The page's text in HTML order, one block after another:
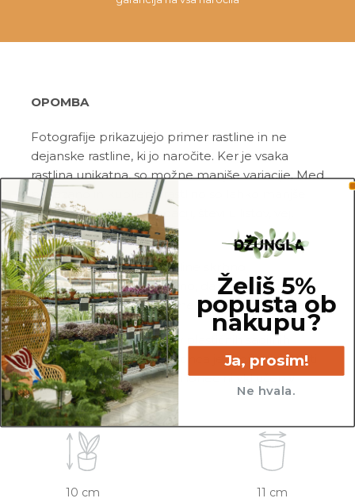
OPOMBA
Fotografije prikazujejo primer rastline in ne
dejanske rastline, ki jo naročite. Ker je vsaka
rastlina unikatna, so možne manjše variacije. Med
prikazano in kupljeno rastlino so lahko manjše
razlike v velikosti, variegaciji, številu listov, vej,
cvetov, itd …
Pred pošiljanjem vse rastline skrbno
pregledamo in zagotovimo, da gredo na pot
zdrave in čim bolj podobne izdelku na fotografiji.
Vse rastline so primarno v plastičnih sadilnih
lončkih. Višino sadilnega lonca je možno razbrati
iz slike z metrom. Okrasni lonec ni vključen v
ceno.
10 cm 11 cm
Želiš 5%
popusta ob
nakupu?
Ja, prosim!
Ne hvala.